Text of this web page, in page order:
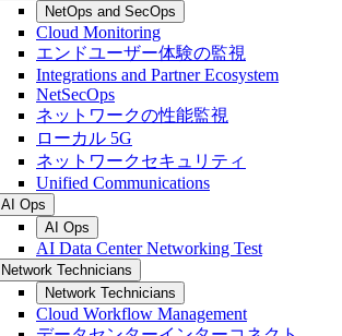
NetOps and SecOps
Cloud Monitoring
エンドユーザー体験の監視
Integrations and Partner Ecosystem
NetSecOps
ネットワークの性能監視
ローカル 5G
ネットワークセキュリティ
Unified Communications
AI Ops
AI Ops
AI Data Center Networking Test
Network Technicians
Network Technicians
Cloud Workflow Management